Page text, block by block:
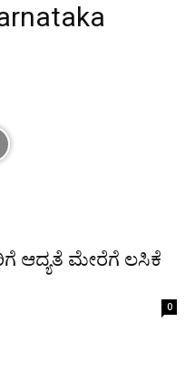
ಆದ್ಯತೆ ಮೇರೆಗೆ ಲಸಿಕೆ
0